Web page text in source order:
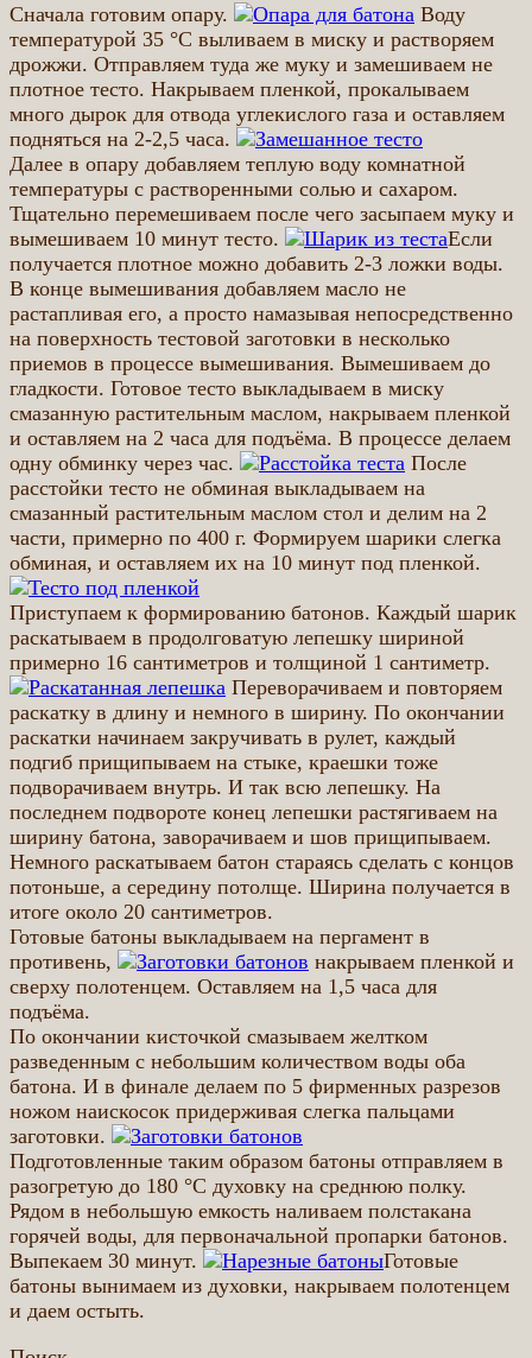
Сначала готовим опару.
Воду
температурой 35 °С выливаем в миску и растворяем
дрожжи. Отправляем туда же муку и замешиваем не
плотное тесто. Накрываем пленкой, прокалываем
много дырок для отвода углекислого газа и оставляем
подняться на 2-2,5 часа.
Далее в опару добавляем теплую воду комнатной
температуры с растворенными солью и сахаром.
Тщательно перемешиваем после чего засыпаем муку и
вымешиваем 10 минут тесто.
Если
получается плотное можно добавить 2-3 ложки воды.
В конце вымешивания добавляем масло не
растапливая его, а просто намазывая непосредственно
на поверхность тестовой заготовки в несколько
приемов в процессе вымешивания. Вымешиваем до
гладкости. Готовое тесто выкладываем в миску
смазанную растительным маслом, накрываем пленкой
и оставляем на 2 часа для подъёма. В процессе делаем
одну обминку через час.
После
расстойки тесто не обминая выкладываем на
смазанный растительным маслом стол и делим на 2
части, примерно по 400 г. Формируем шарики слегка
обминая, и оставляем их на 10 минут под пленкой.
Приступаем к формированию батонов. Каждый шарик
раскатываем в продолговатую лепешку шириной
примерно 16 сантиметров и толщиной 1 сантиметр.
Переворачиваем и повторяем
раскатку в длину и немного в ширину. По окончании
раскатки начинаем закручивать в рулет, каждый
подгиб прищипываем на стыке, краешки тоже
подворачиваем внутрь. И так всю лепешку. На
последнем подвороте конец лепешки растягиваем на
ширину батона, заворачиваем и шов прищипываем.
Немного раскатываем батон стараясь сделать с концов
потоньше, а середину потолще. Ширина получается в
итоге около 20 сантиметров.
Готовые батоны выкладываем на пергамент в
противень,
накрываем пленкой и
сверху полотенцем. Оставляем на 1,5 часа для
подъёма.
По окончании кисточкой смазываем желтком
разведенным с небольшим количеством воды оба
батона. И в финале делаем по 5 фирменных разрезов
ножом наискосок придерживая слегка пальцами
заготовки.
Подготовленные таким образом батоны отправляем в
разогретую до 180 °С духовку на среднюю полку.
Рядом в небольшую емкость наливаем полстакана
горячей воды, для первоначальной пропарки батонов.
Выпекаем 30 минут.
Готовые
батоны вынимаем из духовки, накрываем полотенцем
и даем остыть.